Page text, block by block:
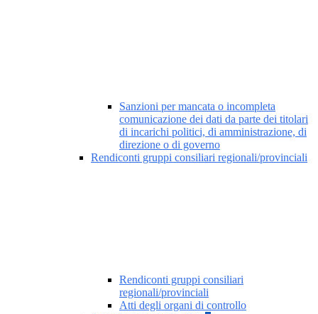
Sanzioni per mancata o incompleta
comunicazione dei dati da parte dei titolari
di incarichi politici, di amministrazione, di
direzione o di governo
Rendiconti gruppi consiliari regionali/provinciali
Rendiconti gruppi consiliari
regionali/provinciali
Atti degli organi di controllo